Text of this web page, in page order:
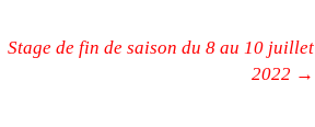
Stage de fin de saison du 8 au 10 juillet
2022 →